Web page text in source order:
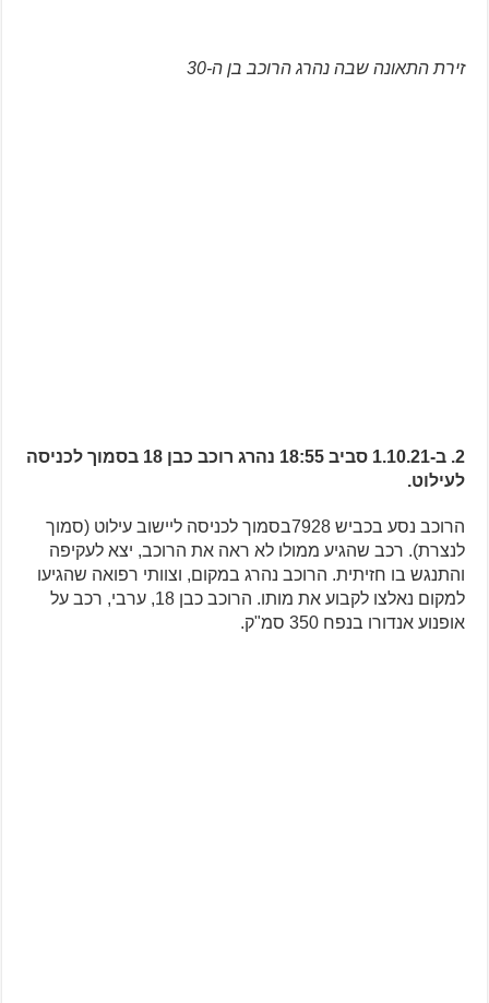
זירת התאונה שבה נהרג הרוכב בן ה-30
2. ב-1.10.21 סביב 18:55 נהרג רוכב כבן 18 בסמוך לכניסה
לעילוט.
הרוכב נסע בכביש 7928בסמוך לכניסה ליישוב עילוט (סמוך
לנצרת). רכב שהגיע ממולו לא ראה את הרוכב, יצא לעקיפה
והתנגש בו חזיתית. הרוכב נהרג במקום, וצוותי רפואה שהגיעו
למקום נאלצו לקבוע את מותו. הרוכב כבן 18, ערבי, רכב על
אופנוע אנדורו בנפח 350 סמ"ק.